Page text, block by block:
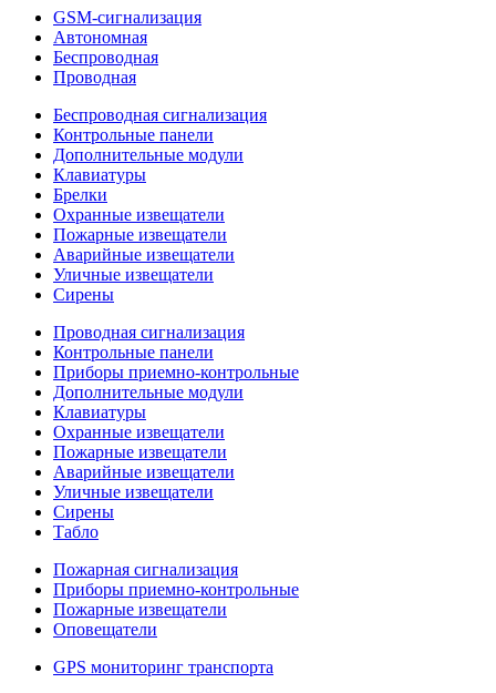
GSM-сигнализация
Автономная
Беспроводная
Проводная
Беспроводная сигнализация
Контрольные панели
Дополнительные модули
Клавиатуры
Брелки
Охранные извещатели
Пожарные извещатели
Аварийные извещатели
Уличные извещатели
Сирены
Проводная сигнализация
Контрольные панели
Приборы приемно-контрольные
Дополнительные модули
Клавиатуры
Охранные извещатели
Пожарные извещатели
Аварийные извещатели
Уличные извещатели
Сирены
Табло
Пожарная сигнализация
Приборы приемно-контрольные
Пожарные извещатели
Оповещатели
GPS мониторинг транспорта